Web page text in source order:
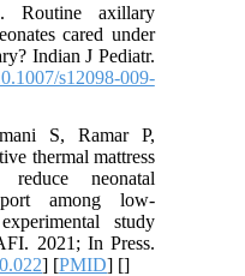
G, Mishra S. Routine
monitoring in neonates
- is it necessary? Indian
2. [DOI:10.1007/
S, Karmani S,
Sodhi K. Conductive thermal
routine care to reduce
during transport
neonates: An
controls. MJAFI. 2021;
j.mjafi.2020.10.022